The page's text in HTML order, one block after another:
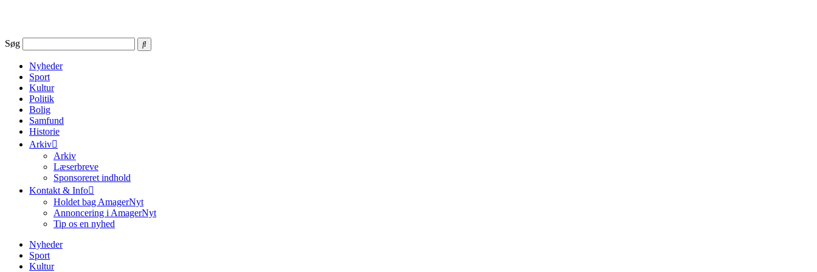
Søg
Nyheder
Sport
Kultur
Politik
Bolig
Samfund
Historie
Arkiv
Arkiv
Læserbreve
Sponsoreret indhold
Kontakt & Info
Holdet bag AmagerNyt
Annoncering i AmagerNyt
Tip os en nyhed
Nyheder
Sport
Kultur